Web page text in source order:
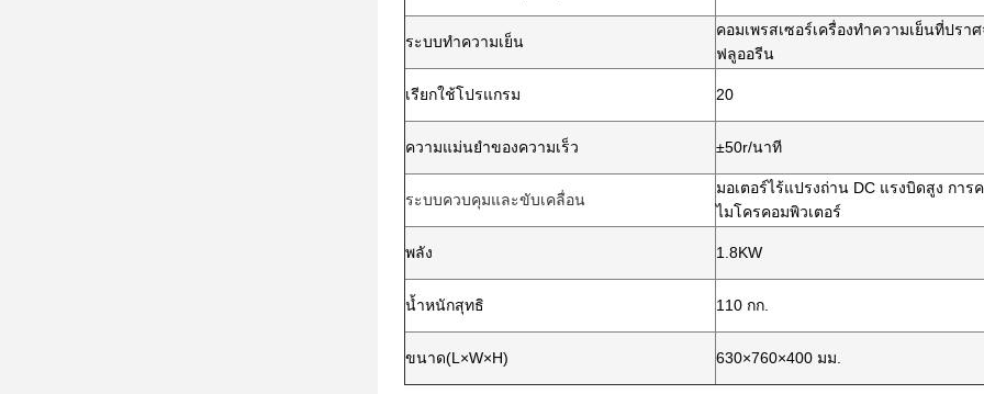
ระบบทำความเย็น
คอมเพรสเซอร์เครื่องทำความเย็นที่ปรา
ฟลูออรีน
เรียกใช้โปรแกรม 20
ความแม่นยำของความเร็ว ±50r/นาที
ระบบควบคุมและขับเคลื่อน
มอเตอร์ไร้แปรงถ่าน DC แรงบิดสูง การ
ไมโครคอมพิวเตอร์
พลัง 1.8KW
น้ำหนักสุทธิ 110 กก.
ขนาด(L×W×H) 630×760×400 มม.